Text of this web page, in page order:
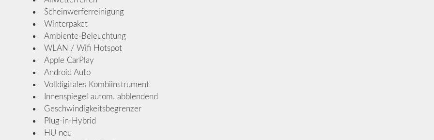
Scheinwerferreinigung
Winterpaket
Ambiente-Beleuchtung
WLAN / Wifi Hotspot
Apple CarPlay
Android Auto
Volldigitales Kombiinstrument
Innenspiegel autom. abblendend
Geschwindigkeitsbegrenzer
Plug-in-Hybrid
HU neu